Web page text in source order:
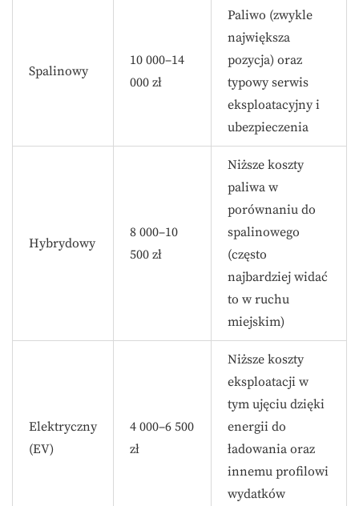
Spalinowy
10 000–14
000 zł
Paliwo (zwykle
największa
pozycja) oraz
typowy serwis
eksploatacyjny i
ubezpieczenia
Hybrydowy
8 000–10
500 zł
Niższe koszty
paliwa w
porównaniu do
spalinowego
(często
najbardziej widać
to w ruchu
miejskim)
Elektryczny
(EV)
4 000–6 500
zł
Niższe koszty
eksploatacji w
tym ujęciu dzięki
energii do
ładowania oraz
innemu profilowi
wydatków